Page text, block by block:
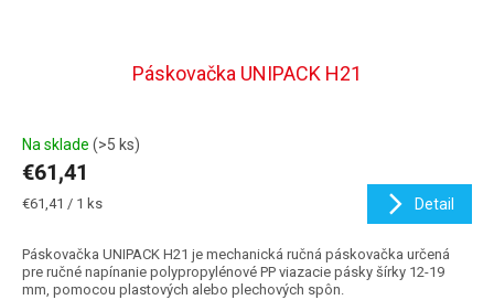
Páskovačka UNIPACK H21
Na sklade (>5 ks)
€61,41
Jednotková
€61,41 / 1 ks Detail
Páskovačka UNIPACK H21 je mechanická ručná páskovačka určená
pre ručné napínanie polypropylénové PP viazacie pásky šírky 12-19
mm, pomocou plastových alebo plechových spôn.